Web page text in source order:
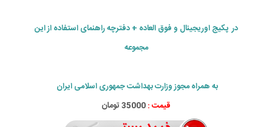
در پکیج اوریجینال و فوق العاده + دفترچه راهنمای استفاده از این
مجموعه
به همراه مجوز وزارت بهداشت جمهوری اسلامی ایران
قیمت :35000 تومان